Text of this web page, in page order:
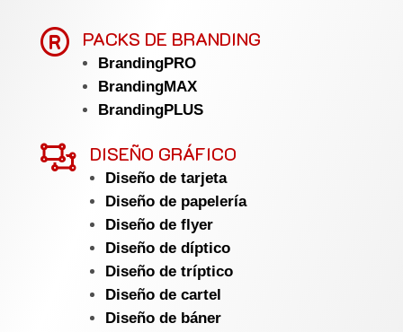
 PACKS DE BRANDING
BrandingPRO
BrandingMAX
BrandingPLUS
 DISEÑO GRÁFICO
Diseño de tarjeta
Diseño de papelería
Diseño de flyer
Diseño de díptico
Diseño de tríptico
Diseño de cartel
Diseño de báner